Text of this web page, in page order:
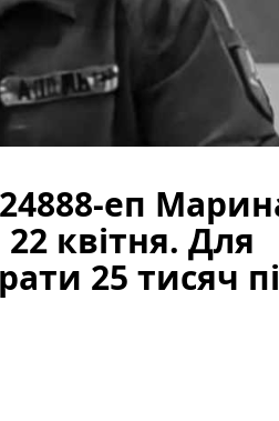
еп
квітня. Для
25 тисяч